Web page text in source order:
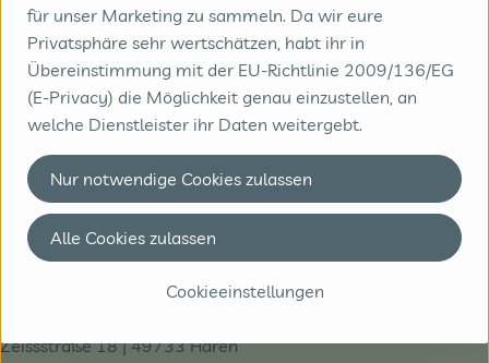
Demeter-Felderzeugnisse GmbH
D 64665 Alsbach
Kontrollnummer ,DE-HE-007-05006-BCDE
www.felderzeugnisse.de
(Daten von Ecoinform)
Natural Cool
Zeissstraße 18 | 49733 Haren
für unser Marketing zu sammeln. Da wir eure
Privatsphäre sehr wertschätzen, habt ihr in
Übereinstimmung mit der EU-Richtlinie 2009/136/EG
(E-Privacy) die Möglichkeit genau einzustellen, an
welche Dienstleister ihr Daten weitergebt.
Cookieeinstellungen
Nur notwendige Cookies zulassen
Alle Cookies zulassen